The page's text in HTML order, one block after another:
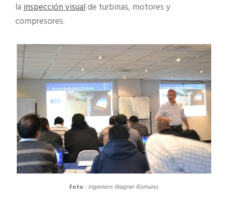
lainspección visualde turbinas, motores y
compresores.
Foto : Ingeniero Wagner Romano.